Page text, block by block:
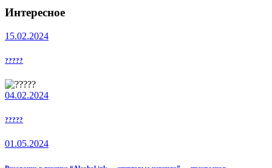
Интересное
15.02.2024
?????
04.02.2024
?????
01.05.2024